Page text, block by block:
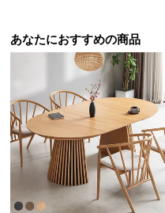
あなたにおすすめの商品